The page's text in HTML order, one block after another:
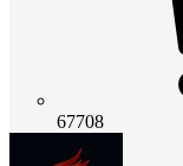
67708